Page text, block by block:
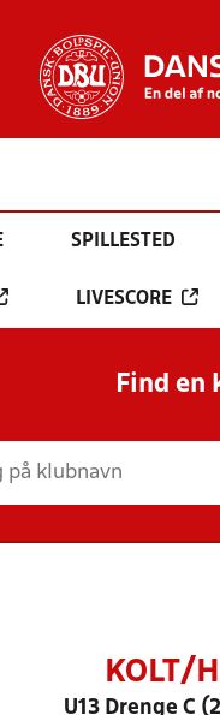
SPILLESTED
LIVESCORE
Find en
KOLT/
U13 Drenge C